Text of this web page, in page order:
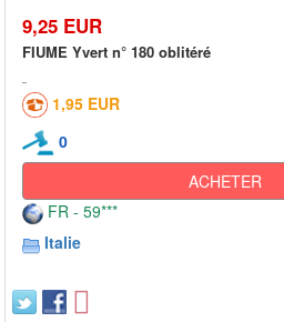
9,25 EUR
FIUME Yvert n° 180 oblitéré
1,95 EUR
0
ACHETER
FR - 59***
Italie